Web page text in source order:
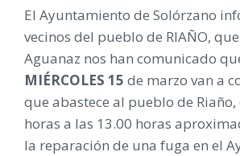
El Ayuntamiento de Solórzano
vecinos del pueblo de RIAÑO,
Aguanaz nos han comunicado
MIÉRCOLES 15 de marzo van a
que abastece al pueblo de Riaño,
horas a las 13.00 horas
la reparación de una fuga en el